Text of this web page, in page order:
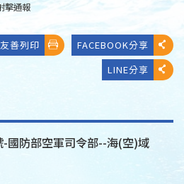
擊通報
友善列印
FACEBOOK分享
LINE分享
國防部空軍司令部--海(空)域